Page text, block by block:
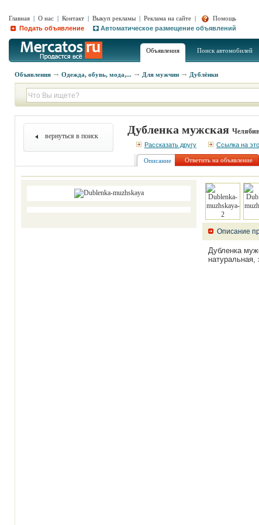
Главная | О нас | Контакт | Выкуп рекламы | Реклама на сайте |
Помощь
Подать объявление
Автоматическое размещение объявлений
Объявления Поиск автомобилей
Объявления Одежда, обувь, мода,... Для мужчин Дублёнки
вернуться в поиск Дубленка мужская
Рассказать другу Ссылка на
Описание Ответить на объявление
Описание
Дубленка